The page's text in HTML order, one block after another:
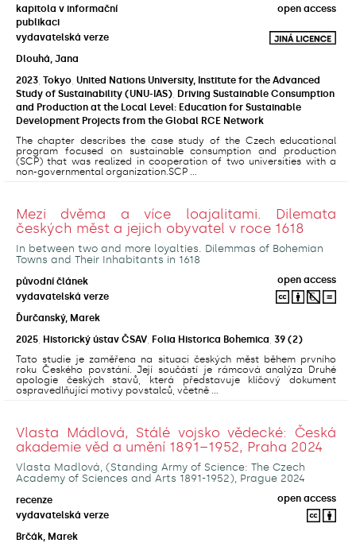
kapitola v informační
publikaci
open access
vydavatelská verze
Dlouhá, Jana
2023 Tokyo United Nations University, Institute for the Advanced
Study of Sustainability (UNU-IAS) Driving Sustainable Consumption
and Production at the Local Level: Education for Sustainable
Development Projects from the Global RCE Network
The chapter describes the case study of the Czech educational
program focused on sustainable consumption and production
(SCP) that was realized in cooperation of two universities with a
non-governmental organization.SCP ...
Mezi dvěma a více loajalitami. Dilemata
českých měst a jejich obyvatel v roce 1618
In between two and more loyalties. Dilemmas of Bohemian
Towns and Their Inhabitants in 1618
původní článek
open access
vydavatelská verze
Ďurčanský, Marek
2025 Historický ústav ČSAV Folia Historica Bohemica 39 (2)
Tato studie je zaměřena na situaci českých měst během prvního
roku Českého povstání. Její součástí je rámcová analýza Druhé
apologie českých stavů, která představuje klíčový dokument
ospravedlňující motivy povstalců, včetně ...
Vlasta Mádlová, Stálé vojsko vědecké: Česká
akademie věd a umění 1891–1952, Praha 2024
Vlasta Madlová, (Standing Army of Science: The Czech
Academy of Sciences and Arts 1891-1952), Prague 2024
recenze
open access
vydavatelská verze
Brčák, Marek